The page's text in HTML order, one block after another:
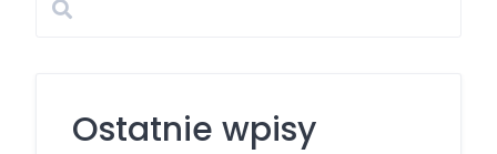
Ostatnie wpisy